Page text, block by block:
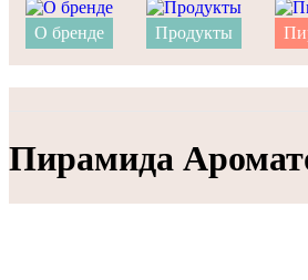
О бренде Продукты
Пирамида